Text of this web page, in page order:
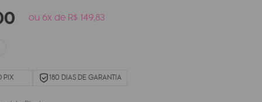
ou 6x de R$ 149,83
PIX 180 DIAS DE GARANTIA